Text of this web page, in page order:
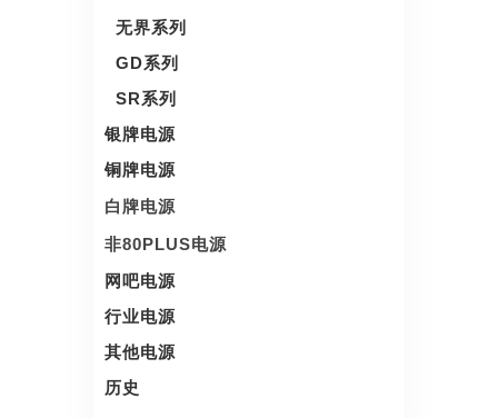
无界系列
GD系列
SR系列
银牌电源
铜牌电源
白牌电源
非80PLUS电源
网吧电源
行业电源
其他电源
历史